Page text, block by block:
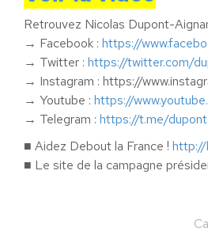
Retrouvez Nicolas Dupont-
→ Facebook : https://
→ Twitter : https://twitter.com/
→ Instagram : https://
→ Youtube : https://
→ Telegram : https://t.me/
■ Aidez Debout la France !
■ Le site de la campagne